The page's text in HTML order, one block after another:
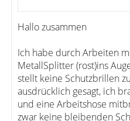
Hallo zusammen
Ich habe durch Arbeiten
MetallSplitter (rost)ins
stellt keine Schutzbrillen
ausdrücklich gesagt, ich
und eine Arbeitshose
zwar keine bleibenden